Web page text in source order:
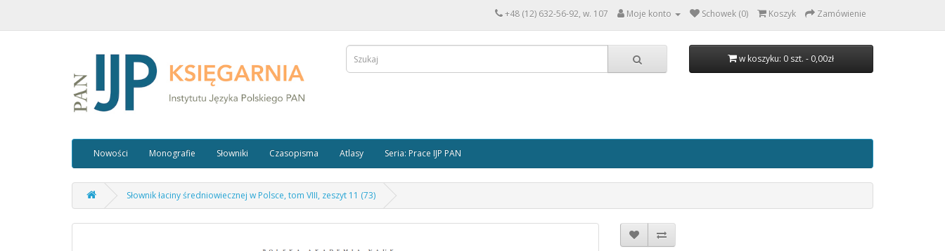
+48 (12) 632-56-92, w. 107 Moje konto Schowek (0) Koszyk Zamówienie
w koszyku: 0 szt. - 0,00zł
Nowości Monografie Słowniki Czasopisma Atlasy Seria: Prace IJP PAN
Słownik łaciny średniowiecznej w Polsce, tom VIII, zeszyt 11 (73)